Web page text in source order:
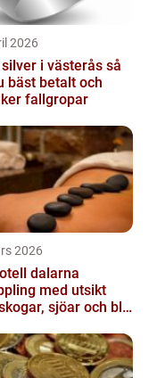
2026
i västerås så
bäst betalt och
fallgropar
2026
dalarna
med utsikt
sjöar och blå